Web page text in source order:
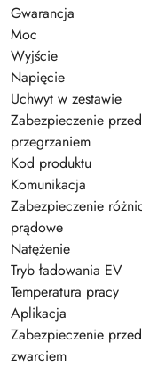
Gwarancja
Moc
Wyjście
Napięcie
Uchwyt w zestawie
Zabezpieczenie przed
przegrzaniem
Kod produktu
Komunikacja
Zabezpieczenie
prądowe
Natężenie
Tryb ładowania EV
Temperatura pracy
Aplikacja
Zabezpieczenie przed
zwarciem